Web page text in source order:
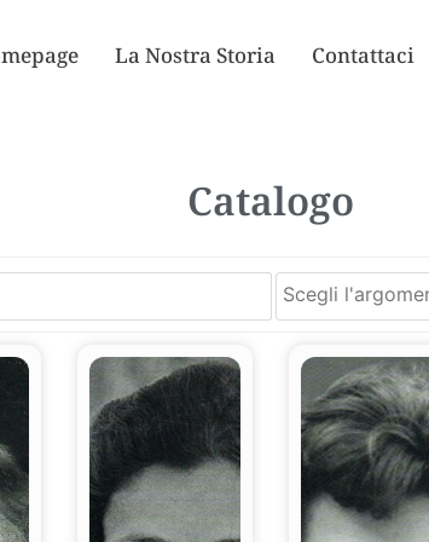
La Nostra Storia Contattaci
Catalogo